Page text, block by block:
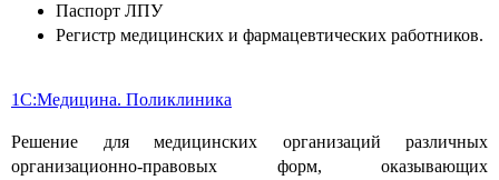
Паспорт ЛПУ
Регистр медицинских и фармацевтических работников.
1С:Медицина. Поликлиника
Решение для медицинских организаций различных
организационно-правовых форм, оказывающих